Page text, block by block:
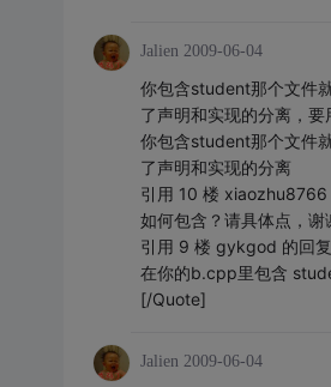
Jalien 2009-06-04
你包含student那个文件
了声明和实现的分离，
你包含student那个文件
了声明和实现的分离
引用 10 楼 xiaozhu8766
如何包含？请具体点，谢
引用 9 楼 gykgod 的回
在你的b.cpp里包含
[/Quote]
Jalien 2009-06-04